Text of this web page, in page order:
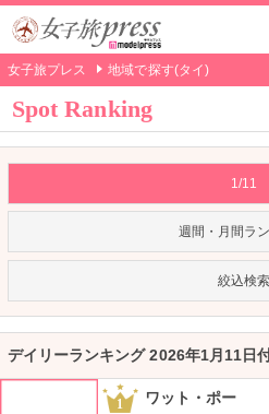
女子旅プレス 地域で探す(タイ)
Spot Ranking
1/11
週間・月間ラ
絞込検索
デイリーランキング 2026年1月11日
1 ワット・ポー